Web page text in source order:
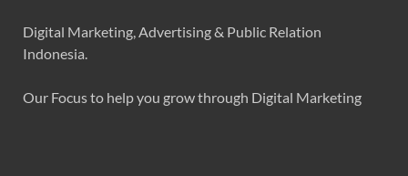
Digital Marketing, Advertising & Public Relation
Indonesia.
Our Focus to help you grow through Digital Marketing